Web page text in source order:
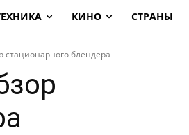
КИНО СТРАНЫ
стационарного блендера